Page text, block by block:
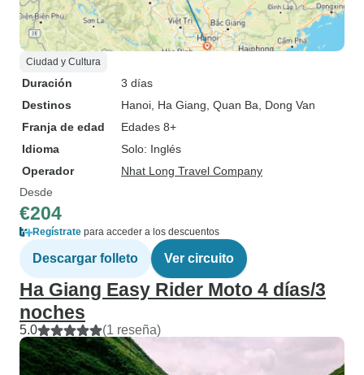
Ciudad y Cultura
Duración
3 días
Destinos
Hanoi , Ha Giang , Quan Ba , Dong Van
Franja de edad
Edades 8+
Idioma
Solo: Inglés
Operador
Nhat Long Travel Company
Desde
€204
Regístrate para acceder a los descuentos
Descargar folleto Ver circuito
Ha Giang Easy Rider Moto 4 días/3
noches
5.0 (1 reseña)